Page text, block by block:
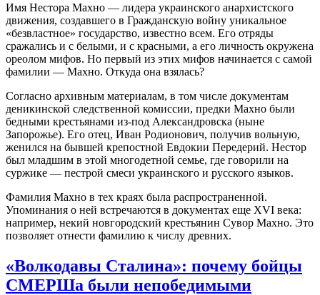
Имя Нестора Махно — лидера украинского анархистского
движения, создавшего в Гражданскую войну уникальное
«безвластное» государство, известно всем. Его отряды
сражались и с белыми, и с красными, а его личность окружена
ореолом мифов. Но первый из этих мифов начинается с самой
фамилии — Махно. Откуда она взялась?
Согласно архивным материалам, в том числе документам
деникинской следственной комиссии, предки Махно были
бедными крестьянами из-под Александровска (ныне
Запорожье). Его отец, Иван Родионович, получив вольную,
женился на бывшей крепостной Евдокии Передерий. Нестор
был младшим в этой многодетной семье, где говорили на
суржике — пестрой смеси украинского и русского языков.
Фамилия Махно в тех краях была распространенной.
Упоминания о ней встречаются в документах еще XVI века:
например, некий новгородский крестьянин Сувор Махно. Это
позволяет отнести фамилию к числу древних.
«Волкодавы Сталина»: почему бойцы
СМЕРШа были непобедимыми